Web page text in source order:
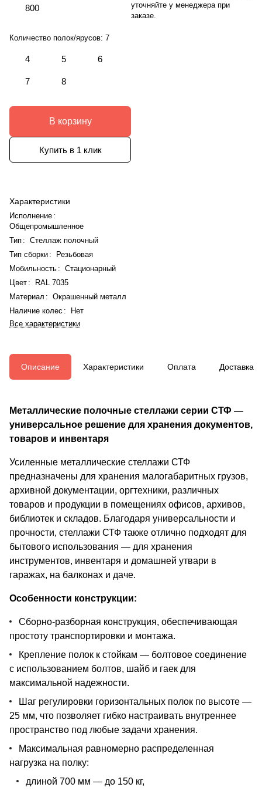
800
Количество полок/ярусов: 7
4 5 6
7 8
В корзину
Купить в 1 клик
Характеристики
Исполнение :
Общепромышленное
Тип : Стеллаж полочный
Тип сборки:
Резьбовая
Мобильность : Стационарный
Цвет :
RAL 7035
Материал : Окрашенный металл
Наличие колес :
Нет
Все характеристики
уточняйте у менеджера при
заказе.
Описание Характеристики Оплата Доставка
Металлические полочные стеллажи серии СТФ —
универсальное решение для хранения документов,
товаров и инвентаря
Усиленные металлические стеллажи СТФ
предназначены для хранения малогабаритных грузов,
архивной документации, оргтехники, различных
товаров и продукции в помещениях офисов, архивов,
библиотек и складов. Благодаря универсальности и
прочности, стеллажи СТФ также отлично подходят для
бытового использования — для хранения
инструментов, инвентаря и домашней утвари в
гаражах, на балконах и даче.
Особенности конструкции:
Сборно-разборная конструкция, обеспечивающая
простоту транспортировки и монтажа.
Крепление полок к стойкам — болтовое соединение
с использованием болтов, шайб и гаек для
максимальной надежности.
Шаг регулировки горизонтальных полок по высоте —
25 мм, что позволяет гибко настраивать внутреннее
пространство под любые задачи хранения.
Максимальная равномерно распределенная
нагрузка на полку:
длиной 700 мм — до 150 кг,